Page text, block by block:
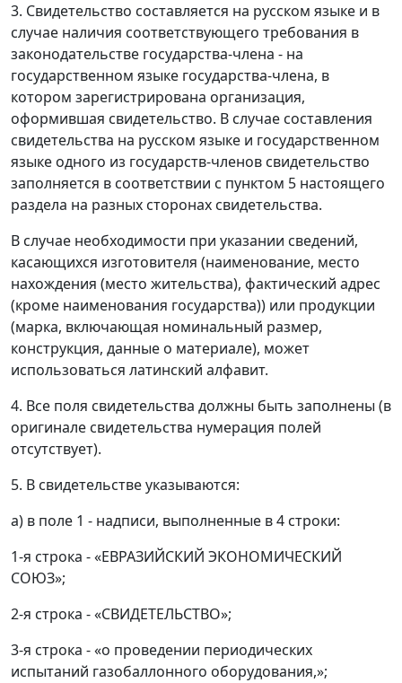
3. Свидетельство составляется на русском языке и в
случае наличия соответствующего требования в
законодательстве государства-члена - на
государственном языке государства-члена, в
котором зарегистрирована организация,
оформившая свидетельство. В случае составления
свидетельства на русском языке и государственном
языке одного из государств-членов свидетельство
заполняется в соответствии с пунктом 5 настоящего
раздела на разных сторонах свидетельства.
В случае необходимости при указании сведений,
касающихся изготовителя (наименование, место
нахождения (место жительства), фактический адрес
(кроме наименования государства)) или продукции
(марка, включающая номинальный размер,
конструкция, данные о материале), может
использоваться латинский алфавит.
4. Все поля свидетельства должны быть заполнены (в
оригинале свидетельства нумерация полей
отсутствует).
5. В свидетельстве указываются:
а) в поле 1 - надписи, выполненные в 4 строки:
1-я строка - «ЕВРАЗИЙСКИЙ ЭКОНОМИЧЕСКИЙ
СОЮЗ»;
2-я строка - «СВИДЕТЕЛЬСТВО»;
3-я строка - «о проведении периодических
испытаний газобаллонного оборудования,»;